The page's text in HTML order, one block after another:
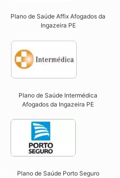
Plano de Saúde Affix Afogados da
Ingazeira PE​
Plano de Saúde Intermédica
Afogados da Ingazeira PE​
Plano de Saúde Porto Seguro